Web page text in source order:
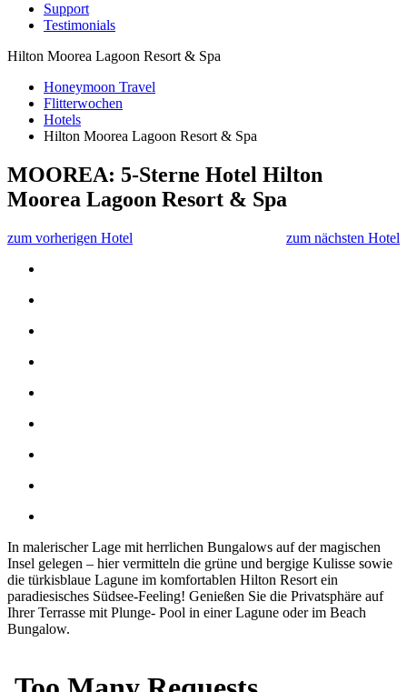
Support
Testimonials
Hilton Moorea Lagoon Resort & Spa
Honeymoon Travel
Flitterwochen
Hotels
Hilton Moorea Lagoon Resort & Spa
MOOREA: 5-Sterne Hotel Hilton
Moorea Lagoon Resort & Spa
zum vorherigen Hotel zum nächsten Hotel
In malerischer Lage mit herrlichen Bungalows auf der magischen
Insel gelegen – hier vermitteln die grüne und bergige Kulisse sowie
die türkisblaue Lagune im komfortablen Hilton Resort ein
paradiesisches Südsee-Feeling! Genießen Sie die Privatsphäre auf
Ihrer Terrasse mit Plunge- Pool in einer Lagune oder im Beach
Bungalow.